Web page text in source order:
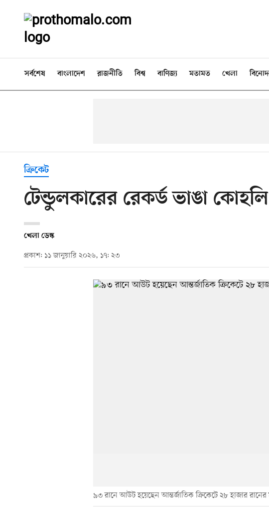
সর্বশেষ বাংলাদেশ রাজনীতি বিশ্ব বাণিজ্য মতামত খেলা
ক্রিকেট
টেন্ডুলকারের রেকর্ড ভাঙা
খেলা ডেস্ক
প্রকাশ: ১১ জানুয়ারি ২০২৬, ১৭: ২৩
৯৩ রানে আউট হয়েছেন আন্তর্জাতিক ক্রিকেটে ২৮ হাজার